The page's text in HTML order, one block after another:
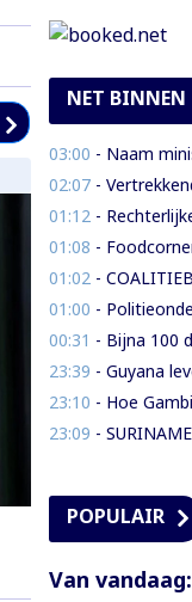
NET BINNEN
03:00 - Naam ministerie van
02:07- Vertrekkende Canadese
01:12 - Rechterlijke Macht
01:08 - Foodcorner zonder
01:02 - COALITIEBREUK OM
01:00 - Politieonderinspecteur
00:31 - Bijna 100 doden in
23:39 - Guyana levert voortvluchtige
23:10 - Hoe Gambiaanse
23:09 - SURINAME ZIET KANSEN IN
POPULAIR
Van vandaag: